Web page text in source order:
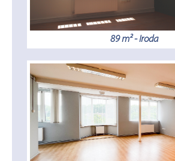
89 m² - Iroda